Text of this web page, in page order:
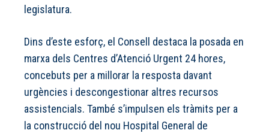
legislatura.
Dins d’este esforç, el Consell destaca la posada en
marxa dels Centres d’Atenció Urgent 24 hores,
concebuts per a millorar la resposta davant
urgències i descongestionar altres recursos
assistencials. També s’impulsen els tràmits per a
la construcció del nou Hospital General de